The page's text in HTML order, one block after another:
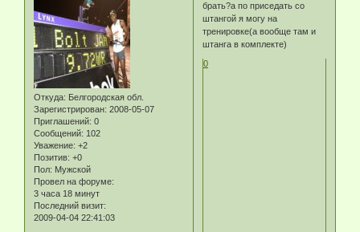
Откуда: Белгородская обл.
Зарегистрирован: 2008-05-07
Приглашений: 0
Сообщений: 102
Уважение: +2
Позитив: +0
Пол: Мужской
Провел на форуме:
3 часа 18 минут
Последний визит:
2009-04-04 22:41:03
брать?а по приседать со
штангой я могу на
тренировке(а вообще там и
штанга в комплекте)
0